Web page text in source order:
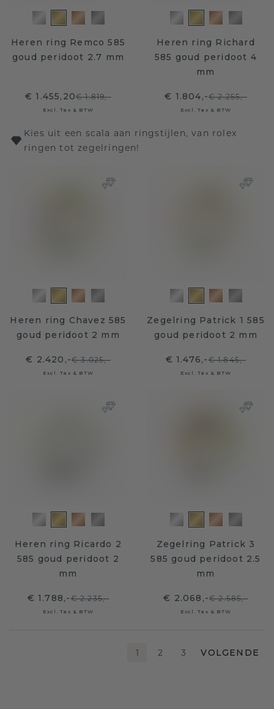
Heren ring Remco 585
goud peridoot 2.7 mm
€ 1.455,20€ 1.819,-
Excl. Tax & BTW
Heren ring Richard
585 goud peridoot 4
mm
€ 1.804,-€ 2.255,-
Excl. Tax & BTW
Kies uit een scala aan ringstijlen, van rolex
ringen tot zegelringen!
Heren ring Chavez 585
goud peridoot 2 mm
€ 2.420,-€ 3.025,-
Excl. Tax & BTW
Zegelring Patrick 1 585
goud peridoot 2 mm
€ 1.476,-€ 1.845,-
Excl. Tax & BTW
Heren ring Ricardo 2
585 goud peridoot 2
mm
€ 1.788,-€ 2.235,-
Excl. Tax & BTW
Zegelring Patrick 3
585 goud peridoot 2.5
mm
€ 2.068,-€ 2.585,-
Excl. Tax & BTW
1 2 3 VOLGENDE